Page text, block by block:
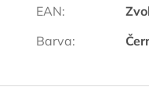
EAN:
Barva:
Z